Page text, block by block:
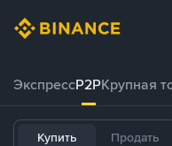
ЭкспрессP2PКрупная
Купить Продать